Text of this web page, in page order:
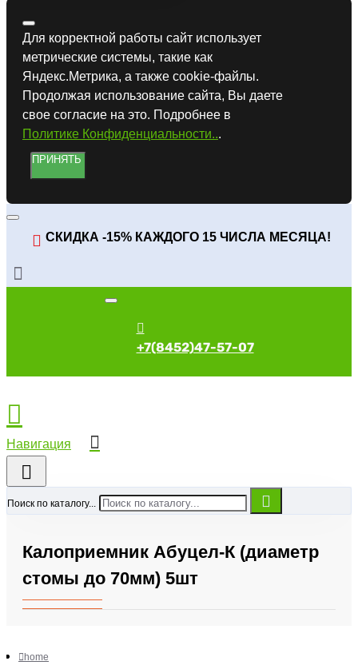
Для корректной работы сайт использует
метрические системы, такие как
Яндекс.Метрика, а также cookie-файлы.
Продолжая использование сайта, Вы даете
свое согласие на это. Подробнее в
Политике Конфиденциальности...
ПРИНЯТЬ
СКИДКА -15% КАЖДОГО 15 ЧИСЛА МЕСЯЦА!
+7(8452)47-57-07
Поиск по каталогу...
Калоприемник Абуцел-К (диаметр
стомы до 70мм) 5шт
home